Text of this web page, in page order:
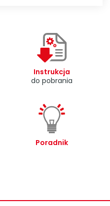
Instrukcja
do pobrania
Poradnik